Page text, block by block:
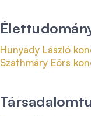
Hunyady László
Szathmáry Eörs